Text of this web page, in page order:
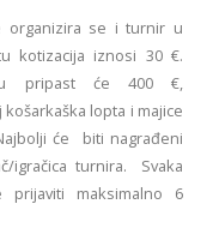
organizira se i turnir u
kotizacija iznosi 30 €.
pripast će 400 €,
lopta i majice
će biti nagrađeni
igračica turnira. Svaka
maksimalno 6